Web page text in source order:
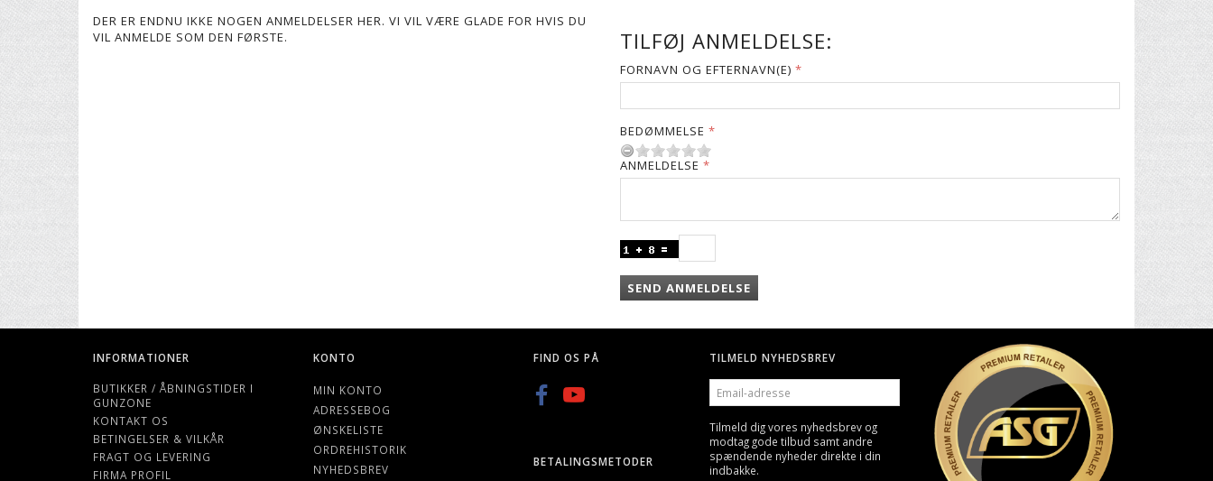
DER ER ENDNU IKKE NOGEN ANMELDELSER HER. VI VIL VÆRE GLADE FOR HVIS DU
VIL ANMELDE SOM DEN FØRSTE.
TILFØJ ANMELDELSE:
FORNAVN OG EFTERNAVN(E)
BEDØMMELSE
ANMELDELSE
SEND ANMELDELSE
INFORMATIONER
BUTIKKER / ÅBNINGSTIDER I
GUNZONE
KONTAKT OS
BETINGELSER & VILKÅR
FRAGT OG LEVERING
FIRMA PROFIL
KONTO
MIN KONTO
ADRESSEBOG
ØNSKELISTE
ORDREHISTORIK
NYHEDSBREV
FIND OS PÅ
BETALINGSMETODER
TILMELD NYHEDSBREV
EMAIL-
ADRESSE
Tilmeld dig vores nyhedsbrev og
modtag gode tilbud samt andre
spændende nyheder direkte i din
indbakke.